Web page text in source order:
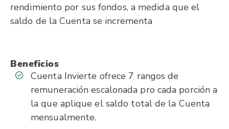
rendimiento por sus fondos, a medida que el
saldo de la Cuenta se incrementa
Beneficios
Cuenta Invierte ofrece 7 rangos de
remuneración escalonada pro cada porción a
la que aplique el saldo total de la Cuenta
mensualmente.